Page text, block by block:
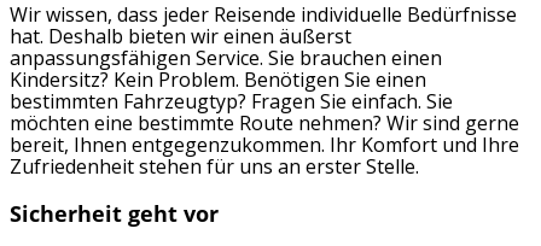
Wir wissen, dass jeder Reisende individuelle Bedürfnisse
hat. Deshalb bieten wir einen äußerst
anpassungsfähigen Service. Sie brauchen einen
Kindersitz? Kein Problem. Benötigen Sie einen
bestimmten Fahrzeugtyp? Fragen Sie einfach. Sie
möchten eine bestimmte Route nehmen? Wir sind gerne
bereit, Ihnen entgegenzukommen. Ihr Komfort und Ihre
Zufriedenheit stehen für uns an erster Stelle.
Sicherheit geht vor